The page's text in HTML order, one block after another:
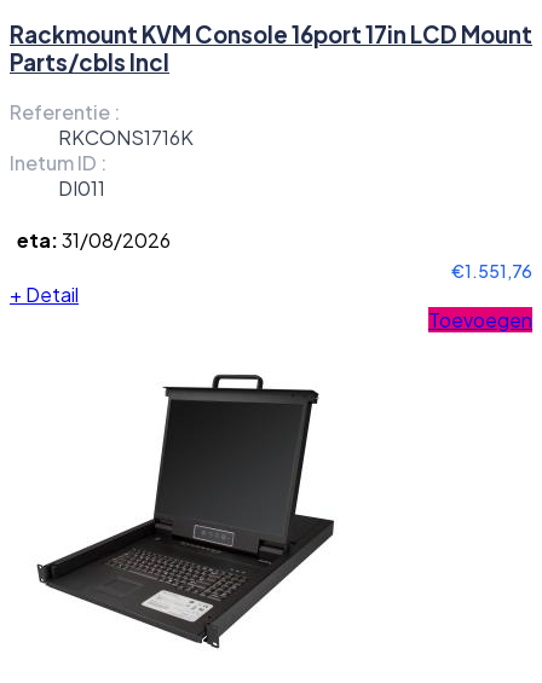
Rackmount KVM Console 16port 17in LCD Mount
Parts/cbls Incl
Referentie :
RKCONS1716K
Inetum ID :
DI011
eta:31/08/2026
€1.551,76
+ Detail
Toevoegen